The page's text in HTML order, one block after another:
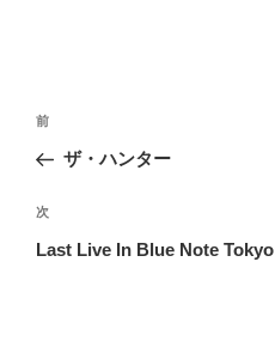
投
ナ
ビ
ゲ
前
の
稿
前
ザ・ハンター
次
の
次
Last Live In Blue Note Tokyo